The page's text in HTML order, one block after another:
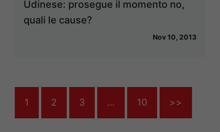
Udinese: prosegue il momento no,
quali le cause?
Nov 10, 2013
1 2 3 … 10 >>